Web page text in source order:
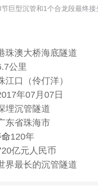
巨型沉管和1个合龙段最终
珠澳大桥海底隧道
公里
江口（伶仃洋）
年07月07日
埋沉管隧道
东省珠海市
120年
亿元人民币
界最长的沉管隧道